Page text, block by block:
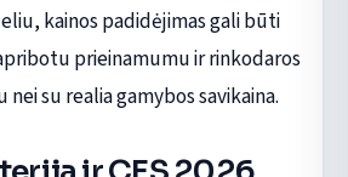
kainos padidėjimas gali būti
prieinamumu ir rinkodaros
su realia gamybos savikaina.